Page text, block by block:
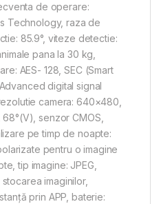
de operare:
Technology, raza de
85.9°, viteze detectie:
pana la 30 kg,
AES- 128, SEC (Smart
digital signal
camera: 640×480,
senzor CMOS,
pe timp de noapte:
pentru o imagine
tip imagine: JPEG,
imaginilor,
prin APP, baterie: